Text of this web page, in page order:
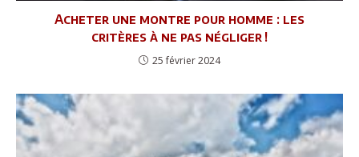
Acheter une montre pour homme : les
critères à ne pas négliger !
25 février 2024